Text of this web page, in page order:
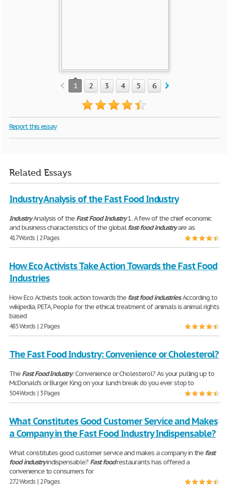
1 2 3 4 5 6 7
Report this essay
Related Essays
Industry Analysis of the Fast Food Industry
IndustryAnalysis of the FastFoodIndustry1. A few of the chief economic
and business characteristics of the globalfast-foodindustryare as
417 Words | 2 Pages
How Eco Activists Take Action Towards the Fast Food
Industries
How Eco Activists took action towards the fast foodindustries. According to
wikipedia, PETA, People for the ethical treatment of animals is animal rights
based
485 Words | 2 Pages
The Fast Food Industry: Convenience or Cholesterol?
The FastFoodIndustry: Convenience or Cholesterol? As your pulling up to
McDonald’s or Burger King on your lunch break do you ever stop to
504 Words | 3 Pages
What Constitutes Good Customer Service and Makes
a Company in the Fast Food Industry Indispensable?
What constitutes good customer service and makes a company in the fast
foodindustryindispensable? Fastfoodrestaurants has offered a
convenience to consumers for
272 Words | 2 Pages